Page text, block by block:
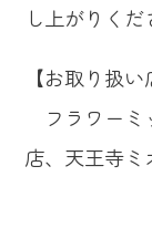
し上がりくだ
【お取り扱い
フラワーミ
店、天王寺ミ